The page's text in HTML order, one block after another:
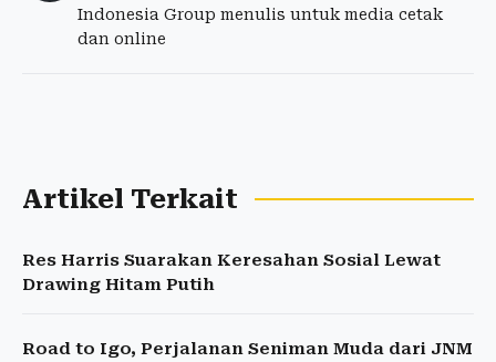
Indonesia Group menulis untuk media cetak
dan online
Artikel Terkait
Res Harris Suarakan Keresahan Sosial Lewat
Drawing Hitam Putih
Road to Igo, Perjalanan Seniman Muda dari JNM